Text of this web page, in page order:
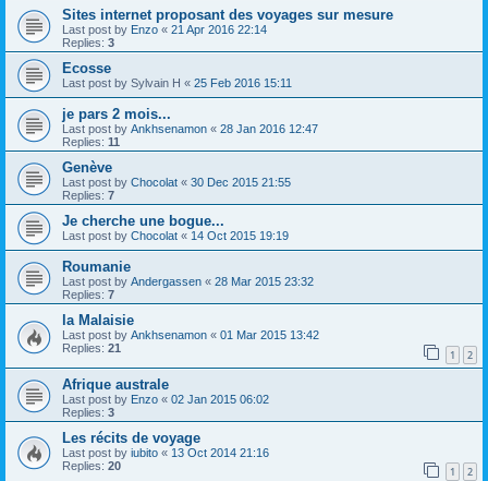
Sites internet proposant des voyages sur mesure
Last post by Enzo « 21 Apr 2016 22:14
Replies: 3
Ecosse
Last post by Sylvain H « 25 Feb 2016 15:11
je pars 2 mois...
Last post by Ankhsenamon « 28 Jan 2016 12:47
Replies: 11
Genève
Last post by Chocolat « 30 Dec 2015 21:55
Replies: 7
Je cherche une bogue...
Last post by Chocolat « 14 Oct 2015 19:19
Roumanie
Last post by Andergassen « 28 Mar 2015 23:32
Replies: 7
la Malaisie
Last post by Ankhsenamon « 01 Mar 2015 13:42
Replies: 21 1 2
Afrique australe
Last post by Enzo « 02 Jan 2015 06:02
Replies: 3
Les récits de voyage
Last post by iubito « 13 Oct 2014 21:16
Replies: 20 1 2